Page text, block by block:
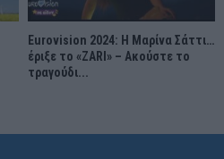
Eurovision 2024: Η Μαρίνα Σάττι…
έριξε το «ZARI» – Ακούστε το
τραγούδι...